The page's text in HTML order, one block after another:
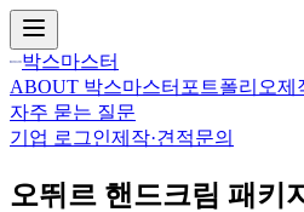
박스마스터
ABOUT 박스마스터 포트폴리오제
자주 묻는 질문
기업 로그인제작·견적문의
오뛰르 핸드크림 패키